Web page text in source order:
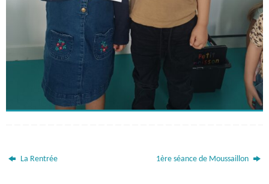
La Rentrée 1ère séance de Moussaillon